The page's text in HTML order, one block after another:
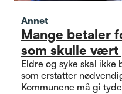
Annet
Mange betaler
som skulle vært
Eldre og syke skal
som erstatter
Kommunene må gi